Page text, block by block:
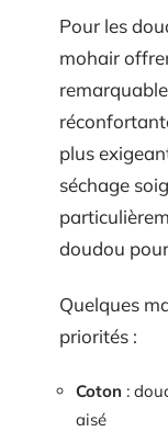
Pour les
mohair
plus
séchage
doudou
Quelques
priorités :
Coton :
aisé